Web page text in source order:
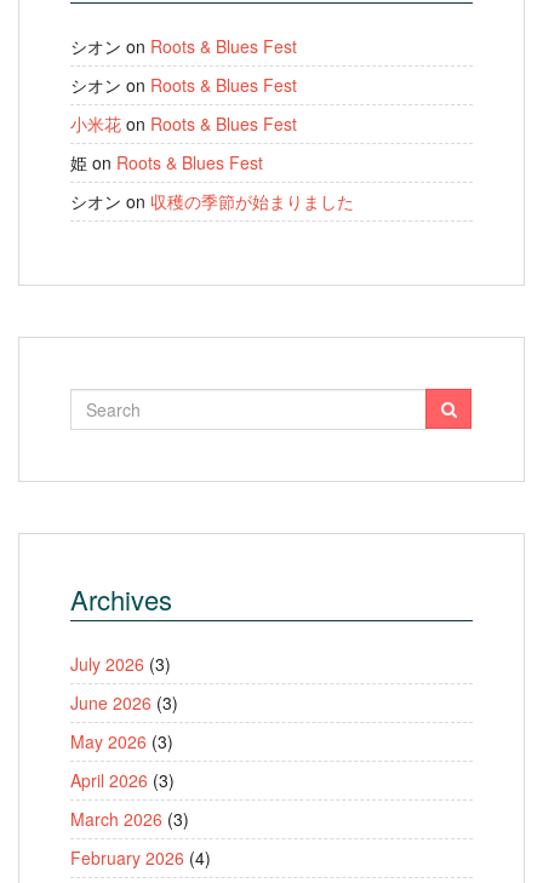
シオン on Roots & Blues Fest
シオン on Roots & Blues Fest
小米花 on Roots & Blues Fest
姫 on Roots & Blues Fest
シオン on 収穫の季節が始まりました
Archives
July 2026 (3)
June 2026 (3)
May 2026 (3)
April 2026 (3)
March 2026 (3)
February 2026 (4)